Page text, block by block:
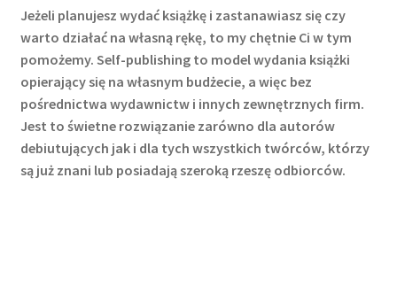
Jeżeli planujesz wydać książkę i zastanawiasz się czy
warto działać na własną rękę, to my chętnie Ci w tym
pomożemy. Self-publishing to model wydania książki
opierający się na własnym budżecie, a więc bez
pośrednictwa wydawnictw i innych zewnętrznych firm.
Jest to świetne rozwiązanie zarówno dla autorów
debiutujących jak i dla tych wszystkich twórców, którzy
są już znani lub posiadają szeroką rzeszę odbiorców.